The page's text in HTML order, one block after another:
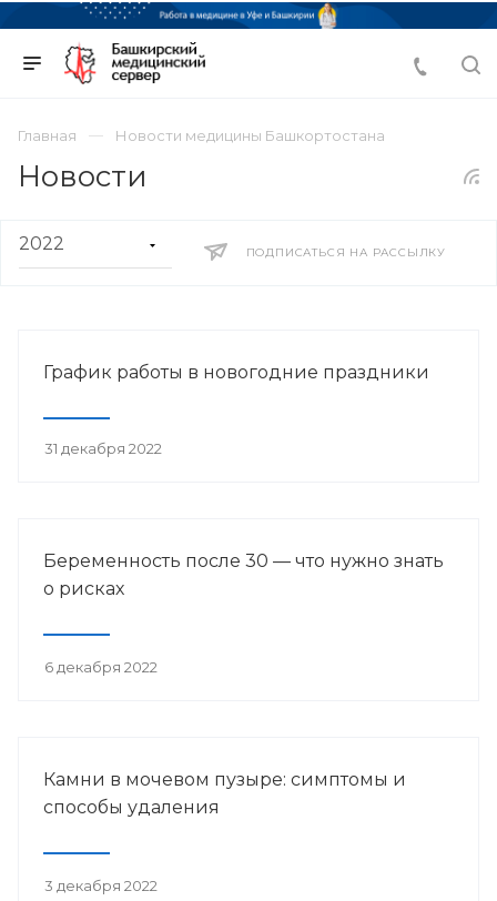
Главная Новости медицины Башкортостана
Новости
ПОДПИСАТЬСЯ НА РАССЫЛКУ
График работы в новогодние праздники
31 декабря 2022
Беременность после 30 — что нужно знать
о рисках
6 декабря 2022
Камни в мочевом пузыре: симптомы и
способы удаления
3 декабря 2022